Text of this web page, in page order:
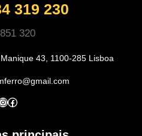
319 230
320
43, 1100-285 Lisboa
Facebook